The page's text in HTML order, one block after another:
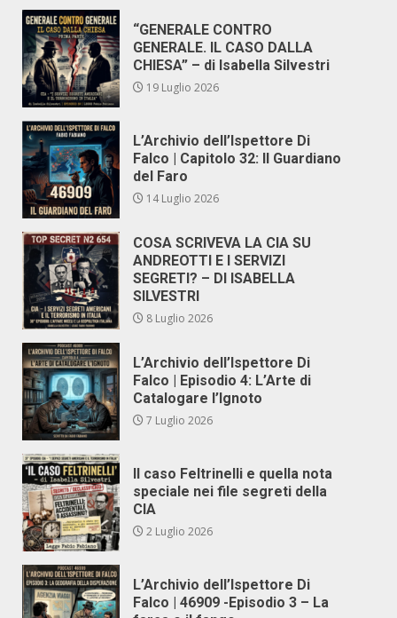
“GENERALE CONTRO
GENERALE. IL CASO DALLA
CHIESA” – di Isabella Silvestri
19 Luglio 2026
L’Archivio dell’Ispettore Di
Falco | Capitolo 32: Il Guardiano
del Faro
14 Luglio 2026
COSA SCRIVEVA LA CIA SU
ANDREOTTI E I SERVIZI
SEGRETI? – DI ISABELLA
SILVESTRI
8 Luglio 2026
L’Archivio dell’Ispettore Di
Falco | Episodio 4: L’Arte di
Catalogare l’Ignoto
7 Luglio 2026
Il caso Feltrinelli e quella nota
speciale nei file segreti della
CIA
2 Luglio 2026
L’Archivio dell’Ispettore Di
Falco | 46909 -Episodio 3 – La